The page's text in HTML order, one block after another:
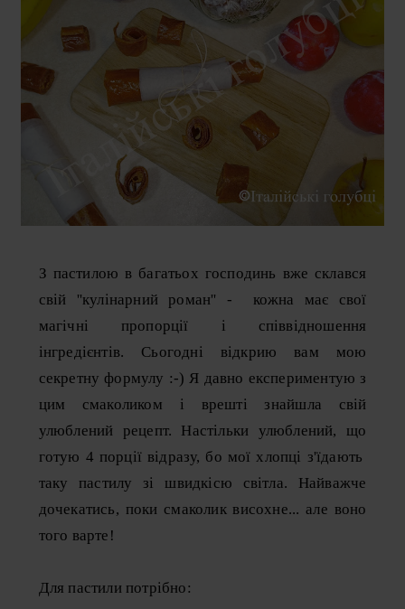
З пастилою в багатьох господинь вже склався
свій ''кулінарний роман'' - кожна має свої
магічні пропорції і співвідношення
інгредієнтів. Сьогодні відкрию вам мою
секретну формулу :-) Я давно експериментую з
цим смаколиком і врешті знайшла свій
улюблений рецепт. Настільки улюблений, що
готую 4 порції відразу, бо мої хлопці з'їдають
таку пастилу зі швидкісю світла. Найважче
дочекатись, поки смаколик висохне... але воно
того варте!
Для пастили потрібно: